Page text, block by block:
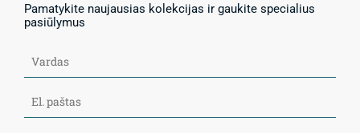
Pamatykite naujausias kolekcijas ir gaukite specialius
pasiūlymus